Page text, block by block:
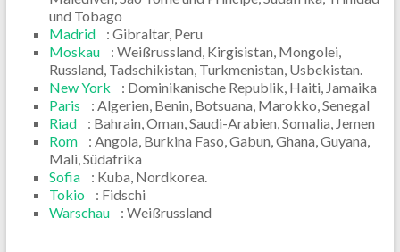
und Tobago
Madrid: Gibraltar, Peru
Moskau: Weißrussland, Kirgisistan, Mongolei,
Russland, Tadschikistan, Turkmenistan, Usbekistan.
New York : Dominikanische Republik, Haiti, Jamaika
Paris : Algerien, Benin, Botsuana, Marokko, Senegal
Riad: Bahrain, Oman, Saudi-Arabien, Somalia, Jemen
Rom: Angola, Burkina Faso, Gabun, Ghana, Guyana,
Mali, Südafrika
Sofia: Kuba, Nordkorea.
Tokio: Fidschi
Warschau: Weißrussland